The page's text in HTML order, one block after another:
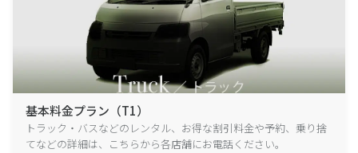
基本料金プラン（T1）
トラック・バスなどのレンタル、お得な割引料金や予約、乗り捨
てなどの詳細は、こちらから各店舗にお電話ください。